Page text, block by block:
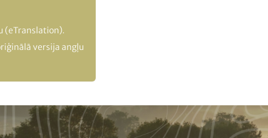
(eTranslation).
versija angļu